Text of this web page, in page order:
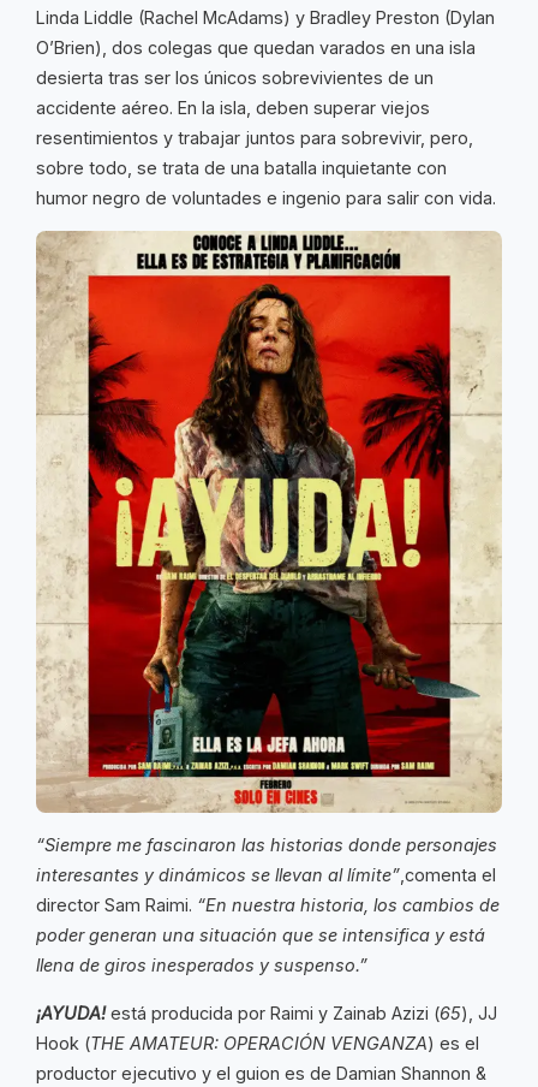
Linda Liddle (Rachel McAdams) y Bradley Preston (Dylan
O’Brien), dos colegas que quedan varados en una isla
desierta tras ser los únicos sobrevivientes de un
accidente aéreo. En la isla, deben superar viejos
resentimientos y trabajar juntos para sobrevivir, pero,
sobre todo, se trata de una batalla inquietante con
humor negro de voluntades e ingenio para salir con vida.
“Siempre me fascinaron las historias donde personajes
interesantes y dinámicos se llevan al límite”,comenta el
director Sam Raimi. “En nuestra historia, los cambios de
poder generan una situación que se intensifica y está
llena de giros inesperados y suspenso.”
¡AYUDA!está producida por Raimi y Zainab Azizi (65), JJ
Hook (THE AMATEUR: OPERACIÓN VENGANZA) es el
productor ejecutivo y el guion es de Damian Shannon &